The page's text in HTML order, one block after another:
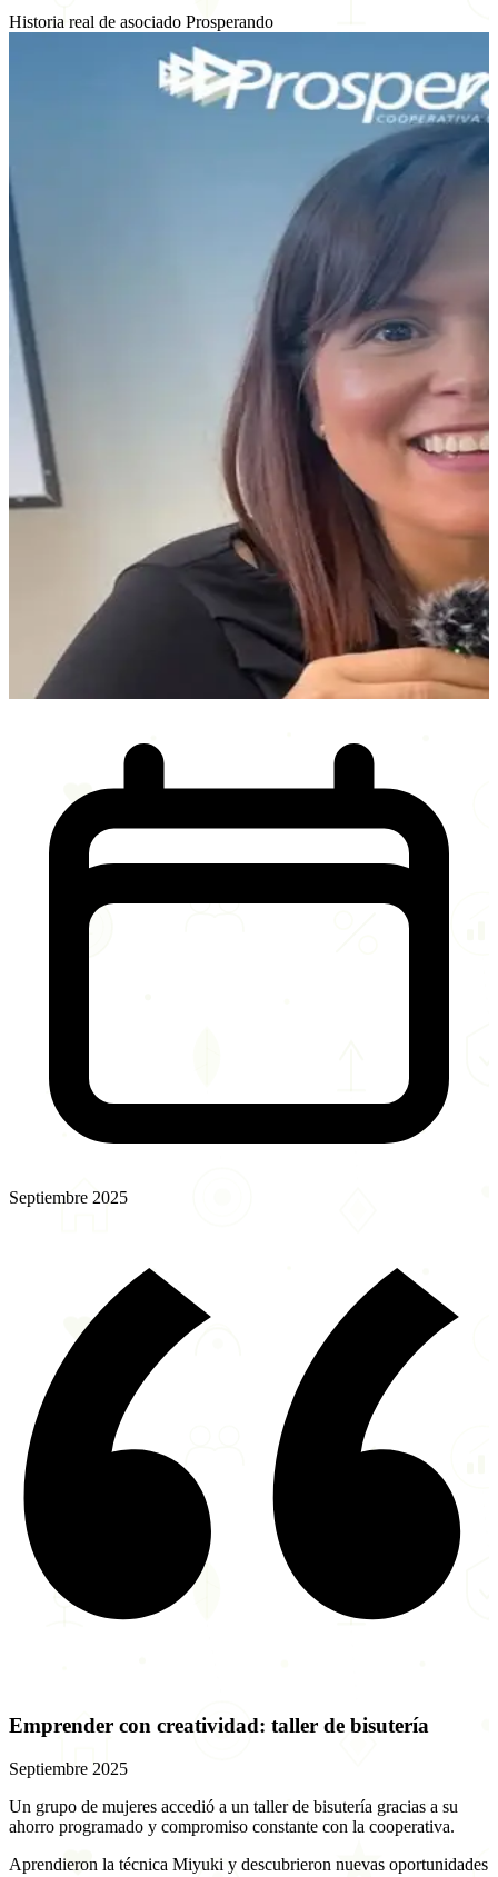
Historia real de asociado Prosperando
Septiembre 2025
Emprender con creatividad: taller de bisutería
Septiembre 2025
Un grupo de mujeres accedió a un taller de bisutería gracias a su
ahorro programado y compromiso constante con la cooperativa.
Aprendieron la técnica Miyuki y descubrieron nuevas oportunidades